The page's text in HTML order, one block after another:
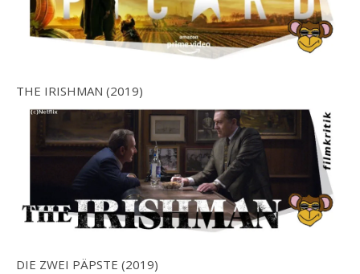
THE IRISHMAN (2019)
DIE ZWEI PÄPSTE (2019)